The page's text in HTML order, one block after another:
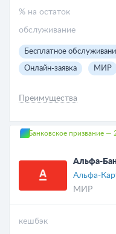
% на остаток
обслуживание
Преимущества
Бесплатное
Онлайн-заявка МИР
Банковское призвание —
Альфа-
Альфа-
МИР
кешбэк